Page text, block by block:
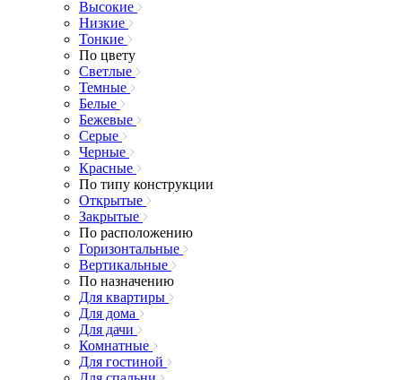
Высокие
Низкие
Тонкие
По цвету
Светлые
Темные
Белые
Бежевые
Серые
Черные
Красные
По типу конструкции
Открытые
Закрытые
По расположению
Горизонтальные
Вертикальные
По назначению
Для квартиры
Для дома
Для дачи
Комнатные
Для гостиной